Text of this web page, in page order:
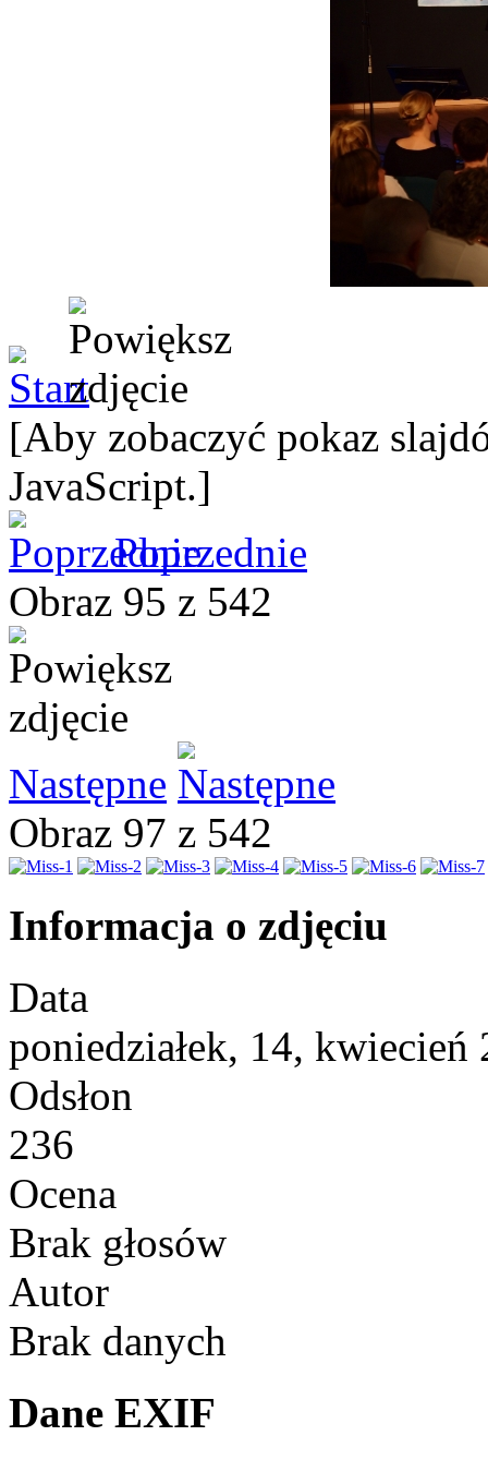
[Aby zobaczyć pokaz
JavaScript.]
Poprzednie
Obraz 95 z 542
Następne
Obraz 97 z 542
Informacja o zdjęciu
Data
poniedziałek, 14, kwiecień
Odsłon
236
Ocena
Brak głosów
Autor
Brak danych
Dane EXIF